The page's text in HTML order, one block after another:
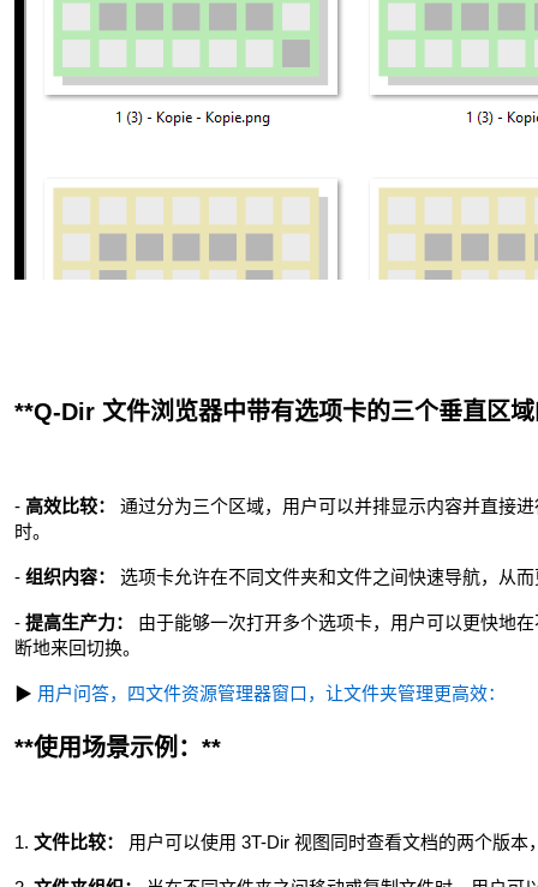
**Q-Dir 文件浏览器中带有选项卡的三个垂直区
- 高效比较：
通过分为三个区域，用户可以并排显示内容并直接
时。
- 组织内容： 选项卡允许在不同文件夹和文件之间快速导航，从
- 提高生产力：
由于能够一次打开多个选项卡，用户可以更快地
断地来回切换。
▶ 用户问答，四文件资源管理器窗口，让文件夹管理更高效：
**使用场景示例：**
1. 文件比较： 用户可以使用 3T-Dir 视图同时查看文档的两个版本